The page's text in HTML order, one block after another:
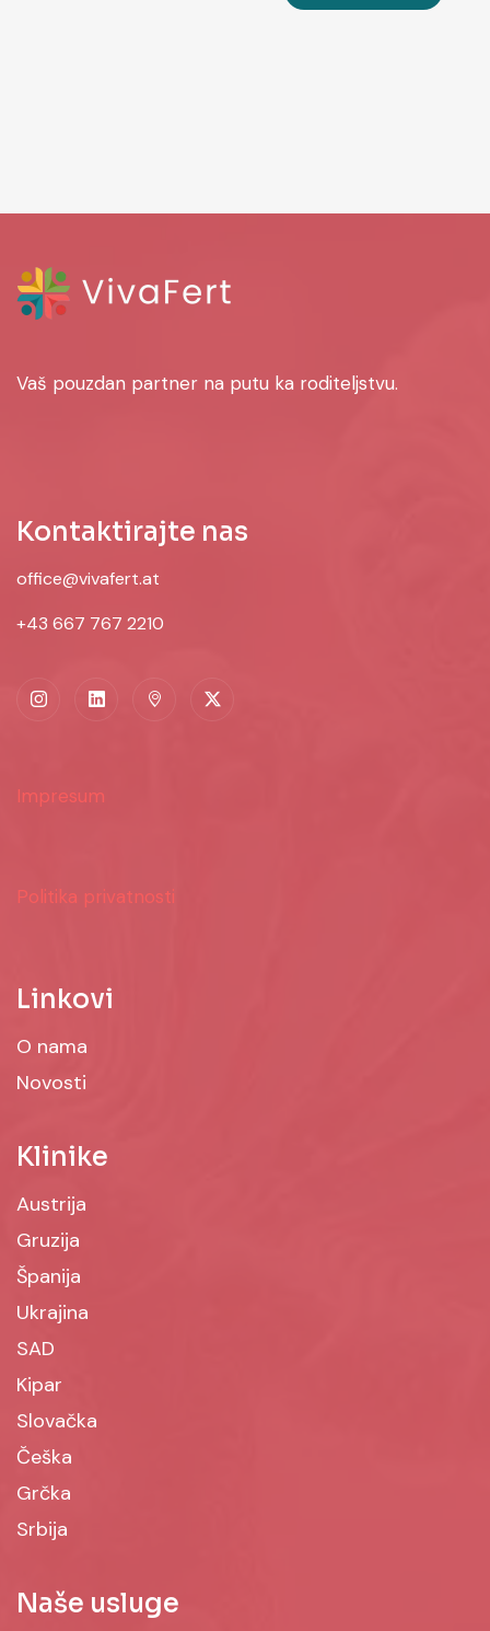
Vaš pouzdan partner na putu ka roditeljstvu.
Kontaktirajte nas
office@vivafert.at
+43 667 767 2210
Impresum
Politika privatnosti
Linkovi
O nama
Novosti
Klinike
Austrija
Gruzija
Španija
Ukrajina
SAD
Kipar
Slovačka
Češka
Grčka
Srbija
Naše usluge